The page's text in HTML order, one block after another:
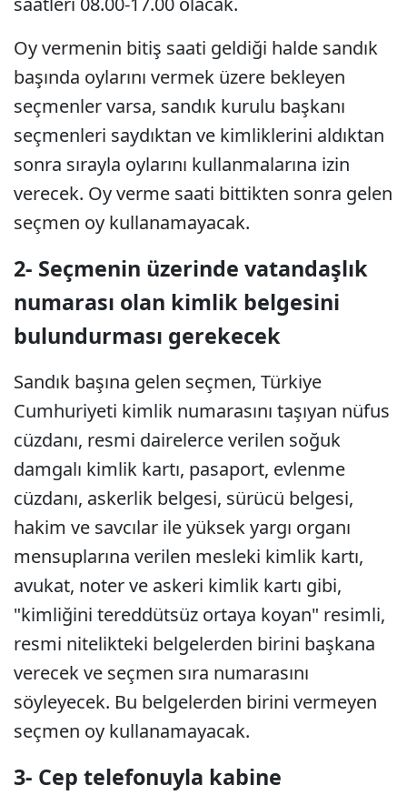
Oy vermenin bitiş saati geldiği halde sandık
başında oylarını vermek üzere bekleyen
seçmenler varsa, sandık kurulu başkanı
seçmenleri saydıktan ve kimliklerini aldıktan
sonra sırayla oylarını kullanmalarına izin
verecek. Oy verme saati bittikten sonra gelen
seçmen oy kullanamayacak.
2- Seçmenin üzerinde vatandaşlık
numarası olan kimlik belgesini
bulundurması gerekecek
Sandık başına gelen seçmen, Türkiye
Cumhuriyeti kimlik numarasını taşıyan nüfus
cüzdanı, resmi dairelerce verilen soğuk
damgalı kimlik kartı, pasaport, evlenme
cüzdanı, askerlik belgesi, sürücü belgesi,
hakim ve savcılar ile yüksek yargı organı
mensuplarına verilen mesleki kimlik kartı,
avukat, noter ve askeri kimlik kartı gibi,
"kimliğini tereddütsüz ortaya koyan" resimli,
resmi nitelikteki belgelerden birini başkana
verecek ve seçmen sıra numarasını
söyleyecek. Bu belgelerden birini vermeyen
seçmen oy kullanamayacak.
3- Cep telefonuyla kabine